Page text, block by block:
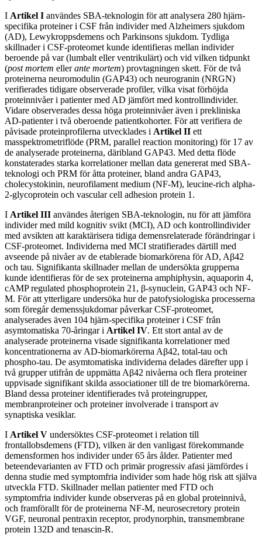
I Artikel I användes SBA-teknologin för att analysera 280 hjärn-
specifika proteiner i CSF från individer med Alzheimers sjukdom
(AD), Lewykroppsdemens och Parkinsons sjukdom. Tydliga
skillnader i CSF-proteomet kunde identifieras mellan individer
beroende på var (lumbalt eller ventrikulärt) och vid vilken tidpunkt
(post mortem ellerante mortem) provtagningen skett. För de två
proteinerna neuromodulin (GAP43) och neurogranin (NRGN)
verifierades tidigare observerade profiler, vilka visat förhöjda
proteinnivåer i patienter med AD jämfört med kontrollindivider.
Vidare observerades dessa höga proteinnivåer även i prekliniska
AD-patienter i två oberoende patientkohorter. För att verifiera de
påvisade proteinprofilerna utvecklades i Artikel II ett
masspektrometriflöde (PRM, parallel reaction monitoring) för 17 av
de analyserade proteinerna, däribland GAP43. Med detta flöde
konstaterades starka korrelationer mellan data genererat med SBA-
teknologi och PRM för åtta proteiner, bland andra GAP43,
cholecystokinin, neurofilament medium (NF-M), leucine-rich alpha-
2-glycoprotein och vascular cell adhesion protein 1.
I Artikel III användes återigen SBA-teknologin, nu för att jämföra
individer med mild kognitiv svikt (MCI), AD och kontrollindivider
med avsikten att karaktärisera tidiga demensrelaterade förändringar i
CSF-proteomet. Individerna med MCI stratifierades därtill med
avseende på nivåer av de etablerade biomarkörena för AD, Aβ42
och tau. Signifikanta skillnader mellan de undersökta grupperna
kunde identifieras för de sex proteinerna amphiphysin, aquaporin 4,
cAMP regulated phosphoprotein 21, β-synuclein, GAP43 och NF-
M. För att ytterligare undersöka hur de patofysiologiska processerna
som föregår demenssjukdomar påverkar CSF-proteomet,
analyserades även 104 hjärn-specifika proteiner i CSF från
asymtomatiska 70-åringar i Artikel IV. Ett stort antal av de
analyserade proteinerna visade signifikanta korrelationer med
koncentrationerna av AD-biomarkörerna Aβ42, total-tau och
phospho-tau. De asymtomatiska individerna delades därefter upp i
två grupper utifrån de uppmätta Aβ42 nivåerna och flera proteiner
uppvisade signifikant skilda associationer till de tre biomarkörerna.
Bland dessa proteiner identifierades två proteingrupper,
membranproteiner och proteiner involverade i transport av
synaptiska vesiklar.
I Artikel V undersöktes CSF-proteomet i relation till
frontallobsdemens (FTD), vilken är den vanligast förekommande
demensformen hos individer under 65 års ålder. Patienter med
beteendevarianten av FTD och primär progressiv afasi jämfördes i
denna studie med symptomfria individer som hade hög risk att själva
utveckla FTD. Skillnader mellan patienter med FTD och
symptomfria individer kunde observeras på en global proteinnivå,
och framförallt för de proteinerna NF-M, neurosecretory protein
VGF, neuronal pentraxin receptor, prodynorphin, transmembrane
protein 132D and tenascin-R.